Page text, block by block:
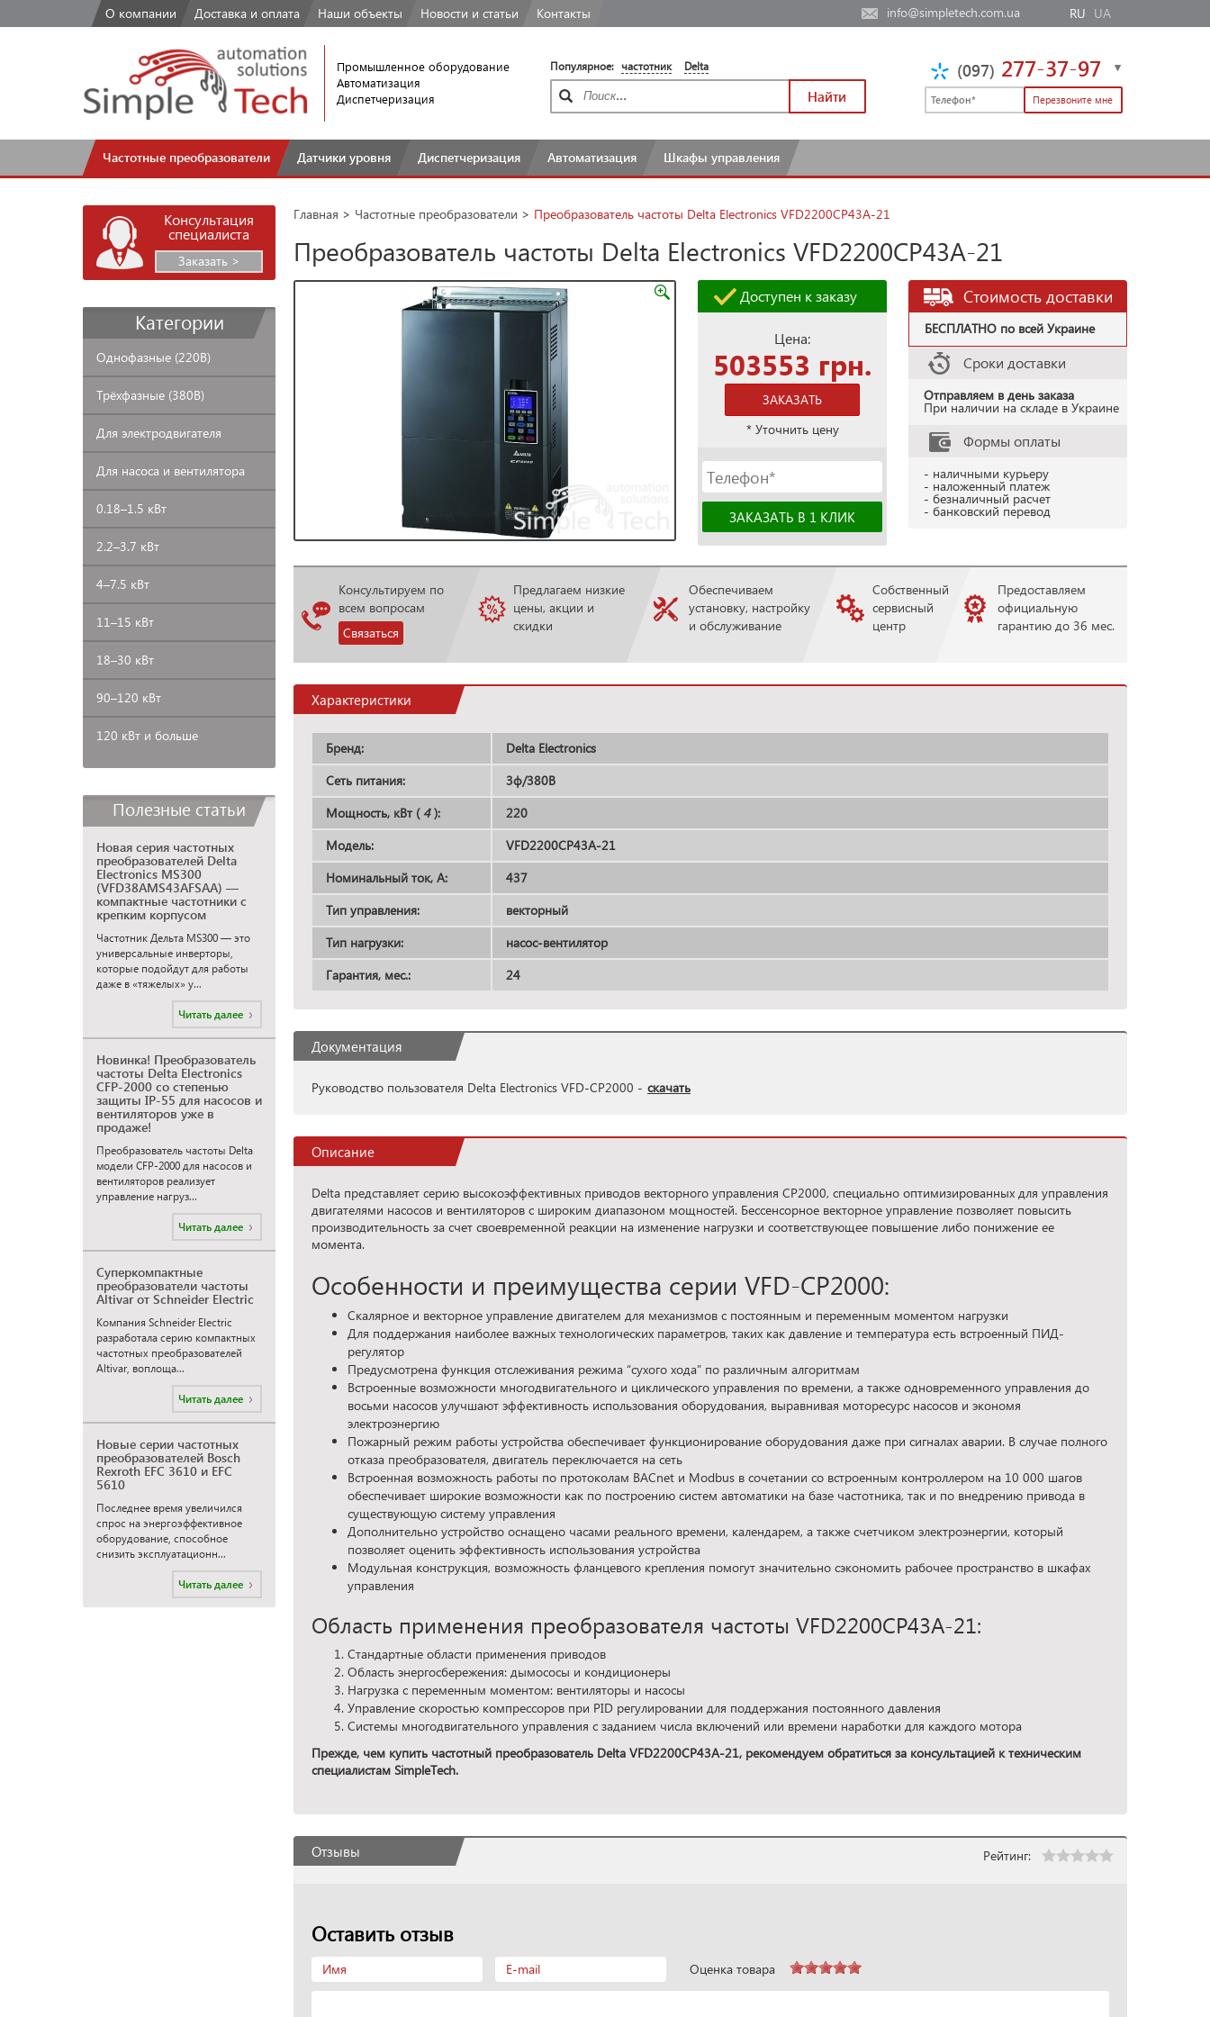
О компании Доставка и оплата Наши объекты Новости и статьи Контакты info@simpletech.com.ua RU UA
Промышленное оборудование
Автоматизация
Диспетчеризация
Популярное: частотник Delta
Найти
(097) 277-37-97
Частотные преобразователи Датчики уровня Диспетчеризация Автоматизация Шкафы управления
Главная > Частотные преобразователи > Преобразователь частоты Delta Electronics VFD2200CP43A-21
Преобразователь частоты Delta Electronics VFD2200CP43A-21
Доступен к заказу
Цена:
503553 грн.
ЗАКАЗАТЬ
* Уточнить цену
Стоимость доставки
БЕСПЛАТНО по всей Украине
Сроки доставки
Отправляем в день заказа
При наличии на складе в Украине
Формы оплаты
- наличными курьеру
- наложенный платеж
- безналичный расчет
- банковский перевод
Консультируем по
всем вопросам
Связаться
Предлагаем низкие
цены, акции и
скидки
Обеспечиваем
установку, настройку
и обслуживание
Собственный
сервисный
центр
Предоставляем
официальную
гарантию до 36 мес.
Характеристики
Бренд:
Delta Electronics
Сеть питания:
3ф/380В
Мощность, кВт (4):
220
Модель:
VFD2200CP43A-21
Номинальный ток, А:
437
Тип управления:
векторный
Тип нагрузки:
насос-вентилятор
Гарантия, мес.:
24
Документация
Руководство пользователя Delta Electronics VFD-CP2000 - скачать
Описание
Delta представляет серию высокоэффективных приводов векторного управления CP2000, специально оптимизированных для управления
двигателями насосов и вентиляторов с широким диапазоном мощностей. Бессенсорное векторное управление позволяет повысить
производительность за счет своевременной реакции на изменение нагрузки и соответствующее повышение либо понижение ее
момента.
Особенности и преимущества серии VFD-CP2000:
Скалярное и векторное управление двигателем для механизмов с постоянным и переменным моментом нагрузки
Для поддержания наиболее важных технологических параметров, таких как давление и температура есть встроенный ПИД-
регулятор
Предусмотрена функция отслеживания режима “сухого хода” по различным алгоритмам
Встроенные возможности многодвигательного и циклического управления по времени, а также одновременного управления до
восьми насосов улучшают эффективность использования оборудования, выравнивая моторесурс насосов и экономя
электроэнергию
Пожарный режим работы устройства обеспечивает функционирование оборудования даже при сигналах аварии. В случае полного
отказа преобразователя, двигатель переключается на сеть
Встроенная возможность работы по протоколам BACnet и Modbus в сочетании со встроенным контроллером на 10 000 шагов
обеспечивает широкие возможности как по построению систем автоматики на базе частотника, так и по внедрению привода в
существующую систему управления
Дополнительно устройство оснащено часами реального времени, календарем, а также счетчиком электроэнергии, который
позволяет оценить эффективность использования устройства
Модульная конструкция, возможность фланцевого крепления помогут значительно сэкономить рабочее пространство в шкафах
управления
Область применения преобразователя частоты VFD2200CP43A-21:
Стандартные области применения приводов
Область энергосбережения: дымососы и кондиционеры
Нагрузка с переменным моментом: вентиляторы и насосы
Управление скоростью компрессоров при PID регулировании для поддержания постоянного давления
Системы многодвигательного управления с заданием числа включений или времени наработки для каждого мотора
Прежде, чем купить частотный преобразователь Delta VFD2200CP43A-21, рекомендуем обратиться за консультацией к техническим
специалистам SimpleTech.
Отзывы Рейтинг:
Оставить отзыв
Оценка товара
Консультация
специалиста
Заказать >
Категории
Однофазные (220В)
Трёхфазные (380В)
Для электродвигателя
Для насоса и вентилятора
0.18–1.5 кВт
2.2–3.7 кВт
4–7.5 кВт
11–15 кВт
18–30 кВт
90–120 кВт
120 кВт и больше
Полезные статьи
Новая серия частотных
преобразователей Delta
Electronics MS300
(VFD38AMS43AFSAA) —
компактные частотники с
крепким корпусом
Частотник Дельта MS300 — это
универсальные инверторы,
которые подойдут для работы
даже в «тяжелых» у...
Читать далее
Новинка! Преобразователь
частоты Delta Electronics
CFP-2000 со степенью
защиты IP-55 для насосов и
вентиляторов уже в
продаже!
Преобразователь частоты Delta
модели CFP-2000 для насосов и
вентиляторов реализует
управление нагруз...
Читать далее
Суперкомпактные
преобразователи частоты
Altivar от Schneider Electric
Компания Schneider Electric
разработала серию компактных
частотных преобразователей
Altivar, воплоща...
Читать далее
Новые серии частотных
преобразователей Bosch
Rexroth EFC 3610 и EFC
5610
Последнее время увеличился
спрос на энергоэффективное
оборудование, способное
снизить эксплуатационн...
Читать далее